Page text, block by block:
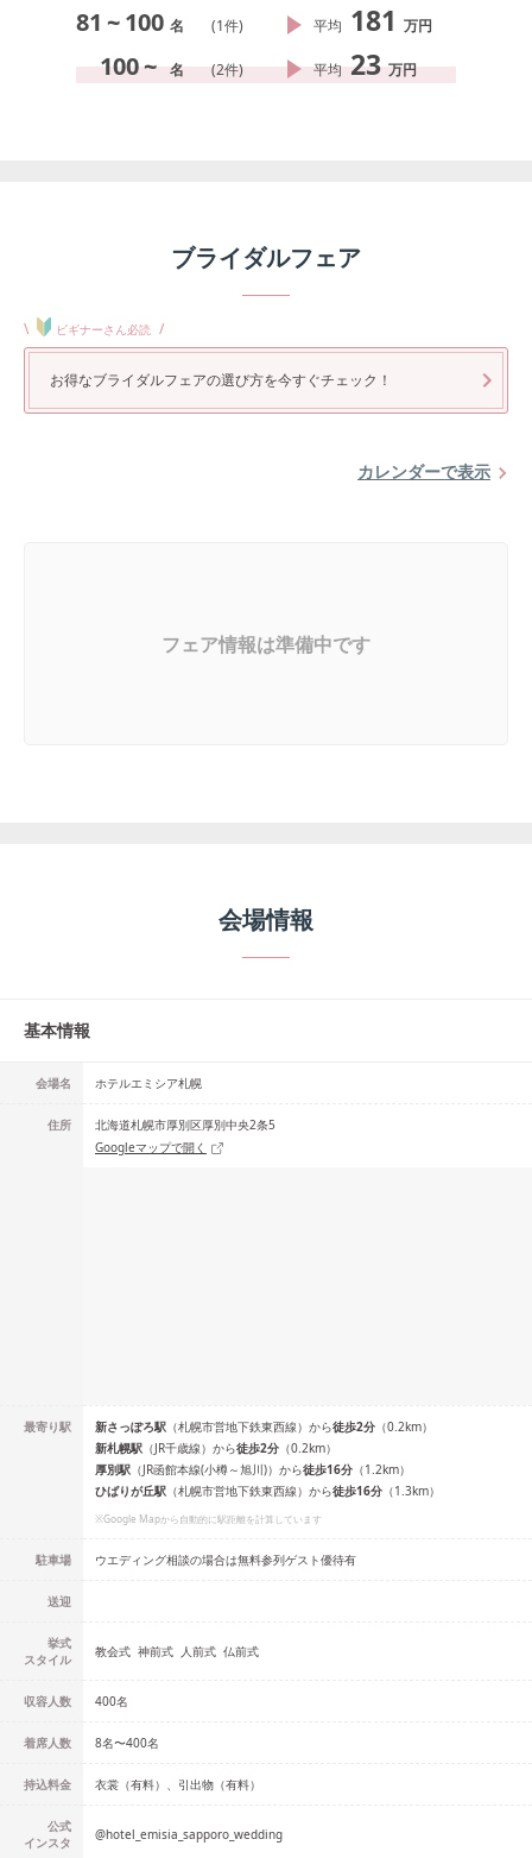
81 ~100 名 (1件) 平均 181 万円
100~ 名 (2件) 平均 23 万円
ブライダルフェア
\ ビギナーさん必読 /
お得なブライダルフェアの選び方を今すぐチェック！
カレンダーで表示
フェア情報は準備中です
会場情報
基本情報
会場名 ホテルエミシア札幌
住所
北海道札幌市厚別区厚別中央2条5
Googleマップで開く
最寄り駅 新さっぽろ駅 （札幌市営地下鉄東西線） から徒歩2分 （0.2km）
新札幌駅 （JR千歳線） から徒歩2分 （0.2km）
厚別駅 （JR函館本線(小樽～旭川)） から徒歩16分 （1.2km）
ひばりが丘駅 （札幌市営地下鉄東西線） から徒歩16分 （1.3km）
※Google Mapから自動的に駅距離を計算しています
駐車場 ウエディング相談の場合は無料参列ゲスト優待有
送迎
挙式
スタイル
教会式 神前式 人前式 仏前式
収容人数 400名
着席人数 8名〜400名
持込料金 衣裳（有料）、引出物（有料）
公式
インスタ
@hotel_emisia_sapporo_wedding